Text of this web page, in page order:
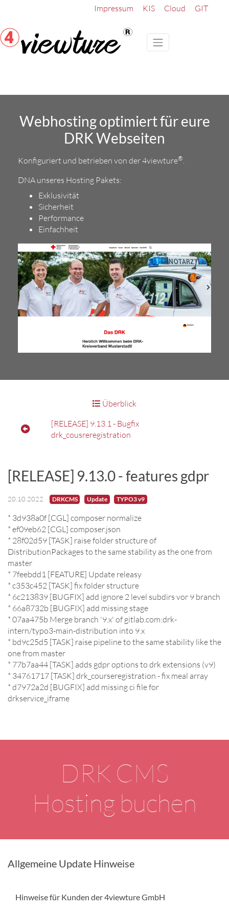
Impressum KIS Cloud GIT
Webhosting optimiert für eure
DRK Webseiten
Konfiguriert und betrieben von der 4viewture®
DNA unseres Hosting Pakets:
Exklusivität
Sicherheit
Performance
Einfachheit
[RELEASE] 9.13.1 - Bugfix
drk_cousreregistration
Überblick
[RELEASE] 9.13.0 - features gdpr
20.10.2022 DRKCMS Update TYPO3 v9
* 3d938a0f [CGL] composer normalize
* ef09eb62 [CGL] composer.json
* 28f02d59 [TASK] raise folder structure of
DistributionPackages to the same stability as the one from
master
* 7feebdd1 [FEATURE] Update releasy
* c353c452 [TASK] fix folder structure
* 6c213839 [BUGFIX] add ignore 2 level subdirs vor 9 branch
* 66a8732b [BUGFIX] add missing stage
* 07aa475b Merge branch '9.x' of gitlab.com:drk-
intern/typo3-main-distribution into 9.x
* bd9c25d5 [TASK] raise pipeline to the same stability like the
one from master
* 77b7aa44 [TASK] adds gdpr options to drk extensions (v9)
* 34761717 [TASK] drk_courseregistration - fix meal array
* d7972a2d [BUGFIX] add missing ci file for
drkservice_iframe
DRK CMS
Hosting buchen
Allgemeine Update Hinweise
Hinweise für Kunden der 4viewture GmbH